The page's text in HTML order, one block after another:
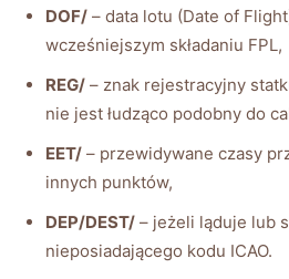
DOF/ – data lotu (Date of
wcześniejszym składaniu FPL,
REG/ – znak rejestracyjny
nie jest łudząco podobny do
EET/ – przewidywane czasy
innych punktów,
DEP/DEST/ – jeżeli ląduje lub
nieposiadającego kodu ICAO.